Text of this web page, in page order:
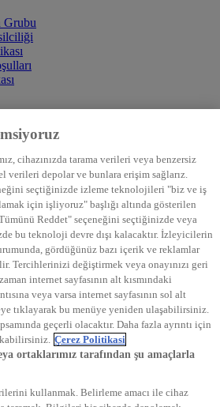
Grubu
cihazınızda tarama verileri veya benzersiz
verileri depolar ve bunlara erişim sağlarız.
seçtiğinizde izleme teknolojileri "biz ve iş
için işliyoruz" başlığı altında gösterilen
Reddet" seçeneğini seçtiğinizde veya
bu teknoloji devre dışı kalacaktır. İzleyicilerin
gördüğünüz bazı içerik ve reklamlar
Tercihlerinizi değiştirmek veya onayınızı geri
internet sayfasının alt kısmındaki
veya varsa internet sayfasının sol alt
tıklayarak bu menüye yeniden ulaşabilirsiniz.
geçerli olacaktır. Daha fazla ayrıntı için
Çerez Politikasi
ortaklarımız tarafından şu amaçlarla
kullanmak. Belirleme amacı ile cihaz